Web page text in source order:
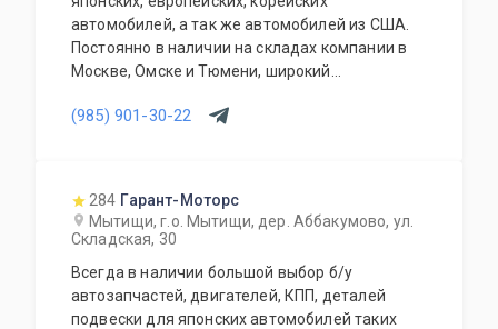
автомобилей, а так же автомобилей из США.
Постоянно в наличии на складах компании в
Москве, Омске и Тюмени, широкий
более 150000 наименований. Все запчасти,
(985) 901-30-22
284 Гарант-Моторс
Мытищи, г.о. Мытищи, дер. Аббакумово, ул.
Складская, 30
Всегда в наличии большой выбор б/у
автозапчастей, двигателей, КПП, деталей
подвески для японских автомобилей таких